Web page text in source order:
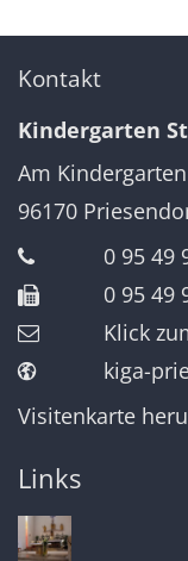
Kontakt
Kindergarten
Am Kindergarten
96170
0 95 49
0 95 49
Klick
kiga-
Visitenkarte
Links